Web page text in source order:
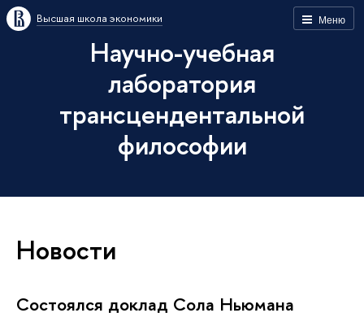
Меню
Высшая школа экономики
Научно-учебная
лаборатория
трансцендентальной
философии
Новости
Состоялся доклад Сола Ньюмана